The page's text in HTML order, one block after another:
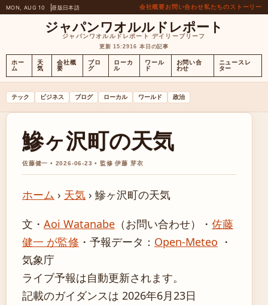
MON, AUG 10 昼版日本語 会社概要お問い合わせ私たちのストーリー
ジャパンワオルルドレポート
ジャパンワオルルドレポート デイリーブリーフ
更新 15:2916 本日の記事
ホー
ム
天
気
会社概
要
ブロ
グ
ローカ
ル
ワール
ド
お問い合
わせ
ニュースレ
ター
テック ビジネス ブログ ローカル ワールド 政治
鰺ヶ沢町の天気
佐藤健一 • 2026-06-23 • 監修 伊藤 芽衣
ホーム › 天気 › 鰺ヶ沢町の天気
文・ Aoi Watanabe （お問い合わせ） ・ 佐藤
健一 が監修 ・ 予報データ： Open-Meteo ・
気象庁
ライブ予報は自動更新されます。
記載のガイダンスは 2026年6月23日